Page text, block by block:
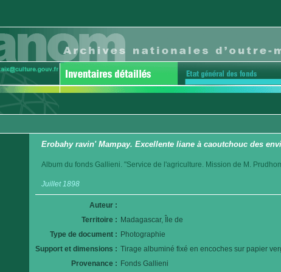
Erobahy ravin' Mampay. Excellente liane à caoutchouc des
Album du fonds Gallieni. "Service de l'agriculture. Mission de M.
Juillet 1898
Auteur :
Territoire : Madagascar, Île de
Type de document : Photographie
Support et dimensions : Tirage albuminé fixé en encoches sur papier
Provenance : Fonds Gallieni